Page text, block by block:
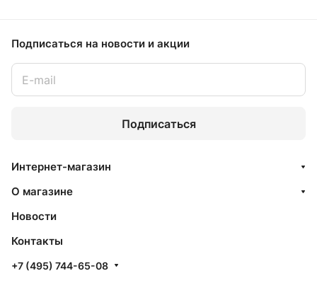
Подписаться на новости и акции
Подписаться
Интернет-магазин
О магазине
Новости
Контакты
+7 (495) 744-65-08